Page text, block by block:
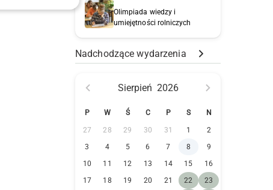
Olimpiada wiedzy i
umiejętności rolniczych
Nadchodzące wydarzenia
Sierpień 2026
P W Ś C P S N
27 28 29 30 31 1
2
3
4 5 6 7 8
9
10
11 12 13 14 15
16
17
18 19 20 21 22
23